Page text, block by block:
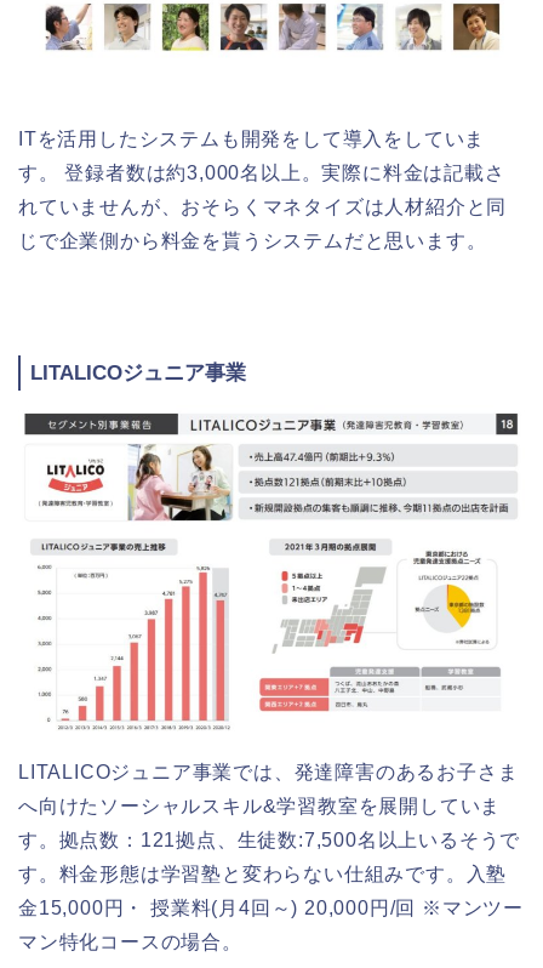
ITを活用したシステムも開発をして導入をしていま
す。 登録者数は約3,000名以上。実際に料金は記載さ
れていませんが、おそらくマネタイズは人材紹介と同
じで企業側から料金を貰うシステムだと思います。
LITALICOジュニア事業
LITALICOジュニア事業では、発達障害のあるお子さま
へ向けたソーシャルスキル&学習教室を展開していま
す。拠点数：121拠点、生徒数:7,500名以上いるそうで
す。料金形態は学習塾と変わらない仕組みです。入塾
金15,000円・ 授業料(月4回～) 20,000円/回 ※マンツー
マン特化コースの場合。